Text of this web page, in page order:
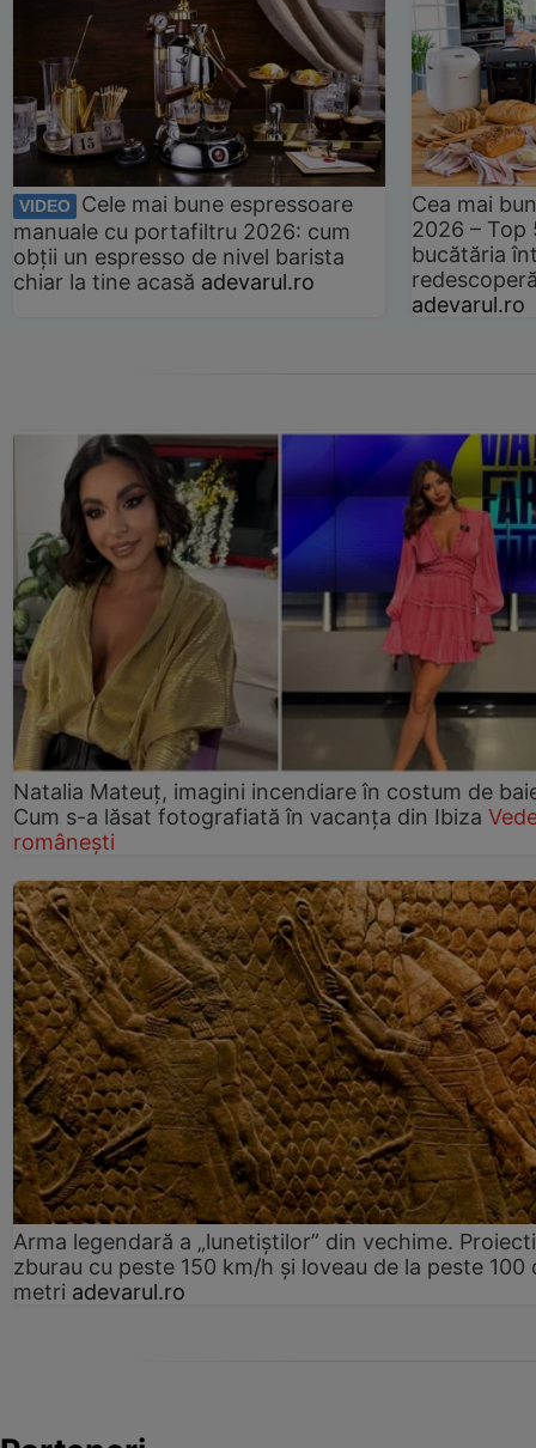
VIDEO
Cele mai bune espressoare
manuale cu portafiltru 2026: cum
obții un espresso de nivel barista
chiar la tine acasă adevarul.ro
Cea mai
2026 –
bucătăria
adevarul.ro
Natalia Mateuț, imagini incendiare în costum de
Cum s-a lăsat fotografiată în vacanța din Ibiza
românești
Arma legendară a „lunetiștilor” din vechime.
zburau cu peste 150 km/h și loveau de la peste 100
metri adevarul.ro